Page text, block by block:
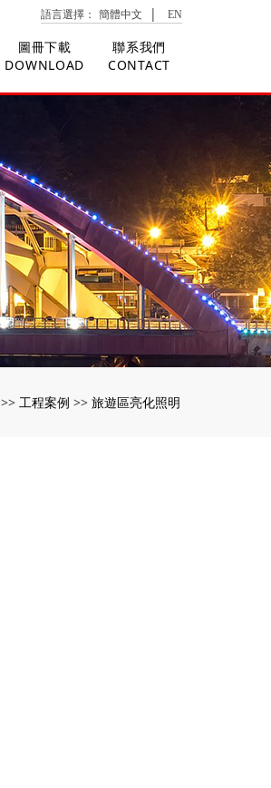
語言選擇： 簡體中文 | EN
圖冊下載
DOWNLOAD
聯系我們
CONTACT
>> 工程案例 >> 旅遊區亮化照明